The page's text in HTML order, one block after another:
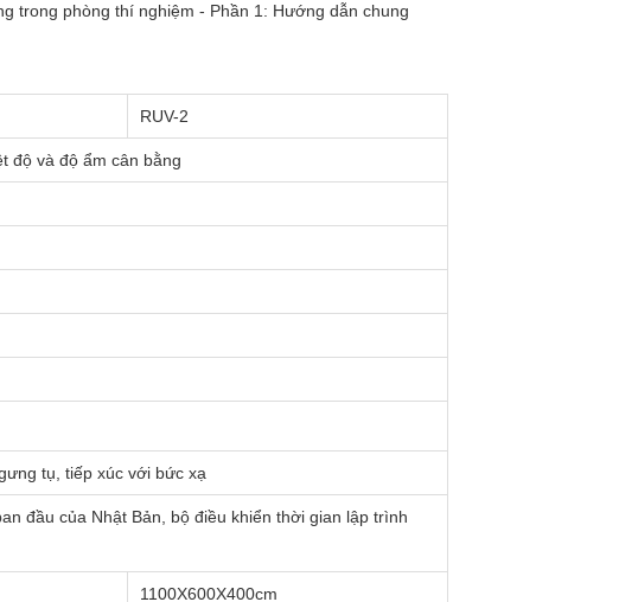
trong phòng thí nghiệm - Phần 1: Hướng dẫn chung
RUV-2
độ và độ ẩm cân bằng
tụ, tiếp xúc với bức xạ
đầu của Nhật Bản, bộ điều khiển thời gian lập trình
1100X600X400cm